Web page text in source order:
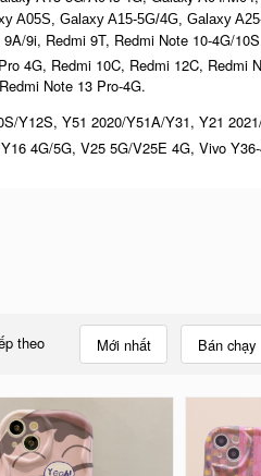
A05S, Galaxy A15-5G/4G, Galaxy
9i, Redmi 9T, Redmi Note 10-4G/
4G, Redmi 10C, Redmi 12C, Redmi
Note 13 Pro-4G.
Y12S, Y51 2020/Y51A/Y31, Y21
4G/5G, V25 5G/V25E 4G, Vivo
theo Mới nhất Bán chạy